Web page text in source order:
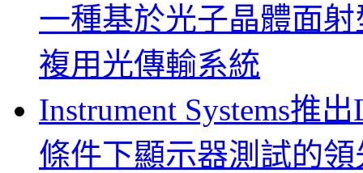
一種基於光子晶體面
複用光傳輸系統
Instrument Systems推
條件下顯示器測試的